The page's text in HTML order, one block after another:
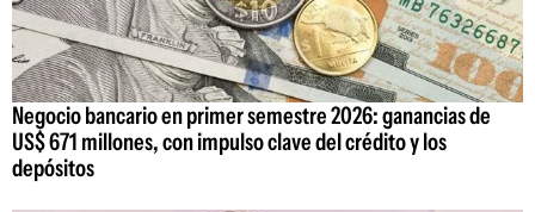
Negocio bancario en primer semestre 2026: ganancias de
US$ 671 millones, con impulso clave del crédito y los
depósitos